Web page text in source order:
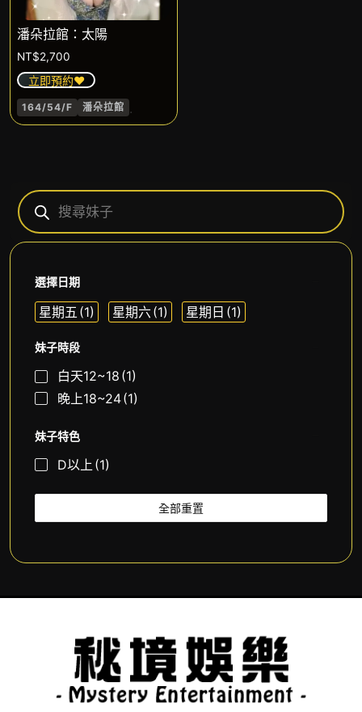
選擇日期
星期五 (1) 星期六(1) 星期日 (1)
妹子時段
白天12~18 (1)
晚上18~24(1)
妹子特色
D以上 (1)
全部重置
潘朵拉館：太陽
NT$2,700
立即預約❤️
164/54/F 潘朵拉館 .